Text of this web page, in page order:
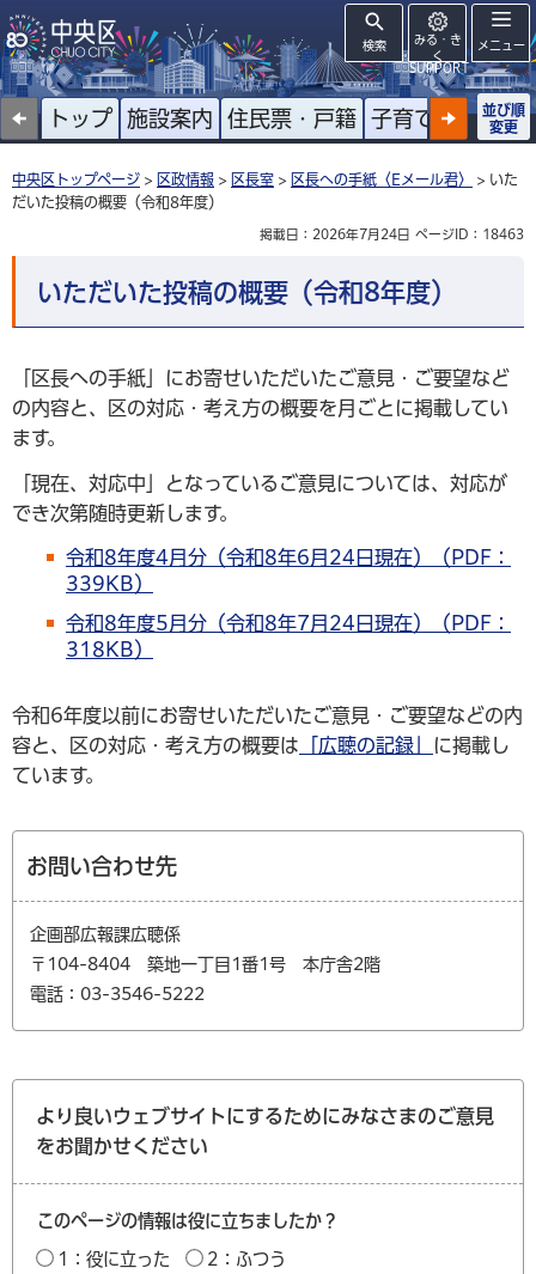
検索
みる・き
く
SUPPORT
メニュー
トップ 施設案内 住民票・戸籍 子育て 高齢者
並び順
変更
中央区トップページ > 区政情報 > 区長室 > 区長への手紙〈Eメール君〉
> いた
だいた投稿の概要（令和8年度）
掲載日：2026年7月24日 ページID：18463
いただいた投稿の概要（令和8年度）
「区長への手紙」にお寄せいただいたご意見・ご要望など
の内容と、区の対応・考え方の概要を月ごとに掲載してい
ます。
「現在、対応中」となっているご意見については、対応が
でき次第随時更新します。
令和8年度4月分（令和8年6月24日現在）（PDF：
339KB）
令和8年度5月分（令和8年7月24日現在）（PDF：
318KB）
令和6年度以前にお寄せいただいたご意見・ご要望などの内
容と、区の対応・考え方の概要は 「広聴の記録」
に掲載し
ています。
お問い合わせ先
企画部広報課広聴係
〒104-8404 築地一丁目1番1号 本庁舎2階
電話：03-3546-5222
より良いウェブサイトにするためにみなさまのご意見
をお聞かせください
このページの情報は役に立ちましたか？
1：役に立った
2：ふつう